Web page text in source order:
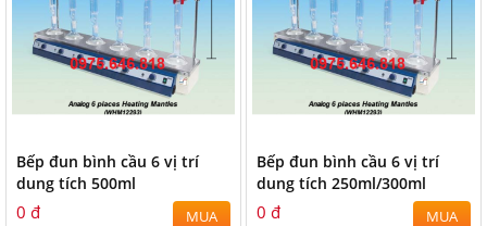
Bếp đun bình cầu 6 vị trí
dung tích 500ml
0 đ MUA
Bếp đun bình cầu 6 vị trí
dung tích 250ml/300ml
0 đ MUA